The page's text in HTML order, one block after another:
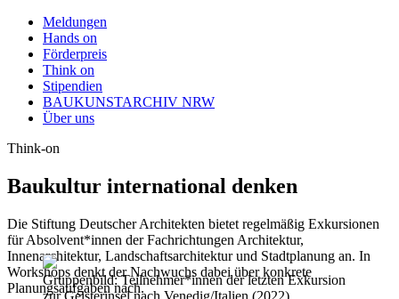
Meldungen
Hands on
Förderpreis
Think on
Stipendien
BAUKUNSTARCHIV NRW
Über uns
Think-on
Baukultur international denken
Die Stiftung Deutscher Architekten bietet regelmäßig Exkursionen
für Absolvent*innen der Fachrichtungen Architektur,
Innenarchitektur, Landschaftsarchitektur und Stadtplanung an. In
Workshops denkt der Nachwuchs dabei über konkrete
Planungsaufgaben nach.
Gruppenbild: Teilnehmer*innen der letzten Exkursion